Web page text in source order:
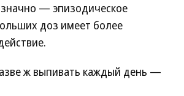
— эпизодическое
доз имеет более
ж выпивать каждый день —